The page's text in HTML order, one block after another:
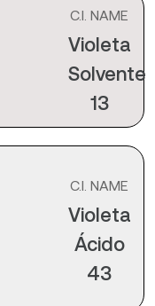
C.I. NAME
Violeta
Solvente
13
C.I. NAME
Violeta
Ácido
43